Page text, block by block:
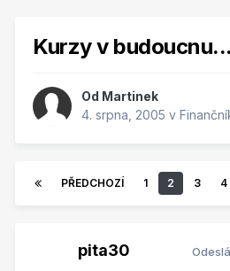
Kurzy v budoucnu...
Od Martinek
4. srpna, 2005 v
PŘEDCHOZÍ 1 2 3 4
pita30